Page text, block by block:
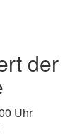
der
Uhr